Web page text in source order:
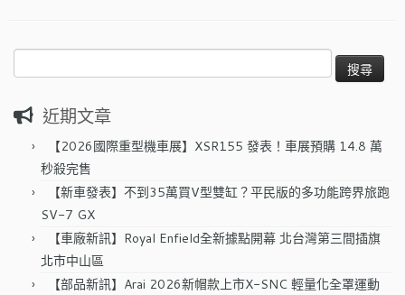
尋
鍵
近期文章
【2026國際重型機車展】XSR155 發表！車展預購 14.8 萬
秒殺完售
【新車發表】不到35萬買V型雙缸？平民版的多功能跨界旅跑
SV-7 GX
【車廠新訊】Royal Enfield全新據點開幕 北台灣第三間插旗
北市中山區
【部品新訊】Arai 2026新帽款上市X-SNC 輕量化全罩運動